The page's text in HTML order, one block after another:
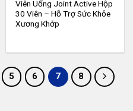
Viên Uống Joint Active Hộp
30 Viên – Hỗ Trợ Sức Khỏe
Xương Khớp
5 6 7 8